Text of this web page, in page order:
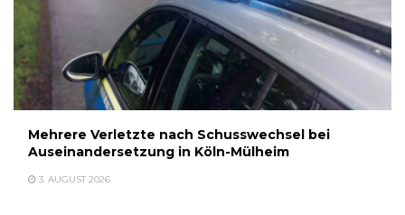
Mehrere Verletzte nach Schusswechsel bei
Auseinandersetzung in Köln-Mülheim
3. AUGUST 2026